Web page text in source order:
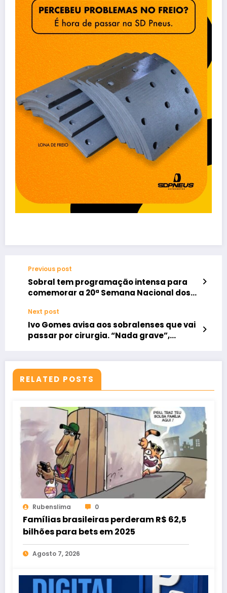
Previous post
Sobral tem programação intensa para
comemorar a 20ª Semana Nacional dos
Next post
Ivo Gomes avisa aos sobralenses que vai
passar por cirurgia. “Nada grave”,
RELATED POSTS
Rubenslima 0
Famílias brasileiras perderam R$ 62,5
bilhões para bets em 2025
Agosto 7, 2026